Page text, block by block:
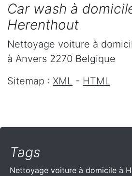
Car wash à
Herenthout
Nettoyage voiture à
à Anvers 2270 Belgique
Sitemap : XML - HTML
Tags
Nettoyage voiture à domicile à